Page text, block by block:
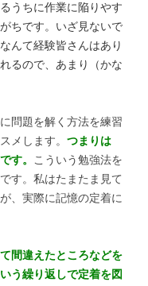
うちに作業に陥りやす
ちです。いざ見ないで
んて経験皆さんはあり
るので、あまり（かな
問題を解く方法を練習
メします。 つまりは
す。
こういう勉強法を
す。私はたまたま見て
、実際に記憶の定着に
間違えたところなどを
う繰り返しで定着を図